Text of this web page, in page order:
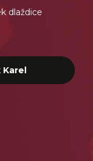
dlaždice
Karel